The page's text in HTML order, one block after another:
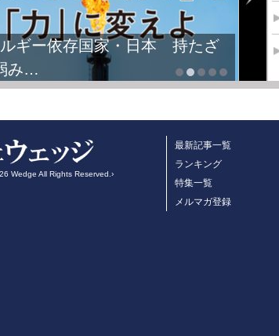
ギー依存国家・日本 持たざ
み…
Wedge All Rights Reserved.›
最新記事一覧
ランキング
特集一覧
メルマガ登録